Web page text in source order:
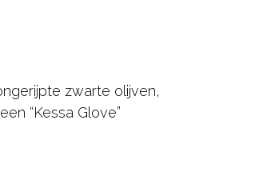
zwarte olijven,
“Kessa Glove”